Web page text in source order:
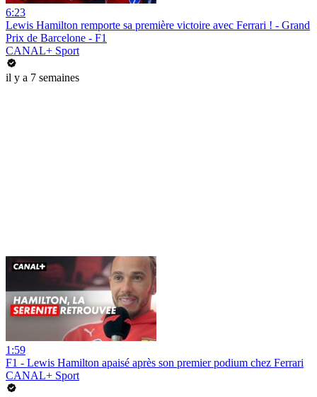
6:23
Lewis Hamilton remporte sa première victoire avec Ferrari ! - Grand
Prix de Barcelone - F1
CANAL+ Sport
il y a 7 semaines
1:59
F1 - Lewis Hamilton apaisé après son premier podium chez Ferrari
CANAL+ Sport